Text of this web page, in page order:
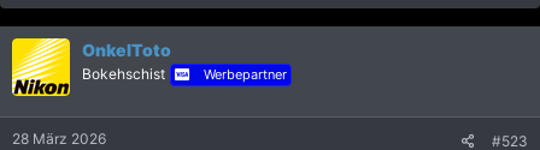
a
k
t
i
o
n
OnkelToto
Bokehschist Werbepartner
28 März 2026 #523